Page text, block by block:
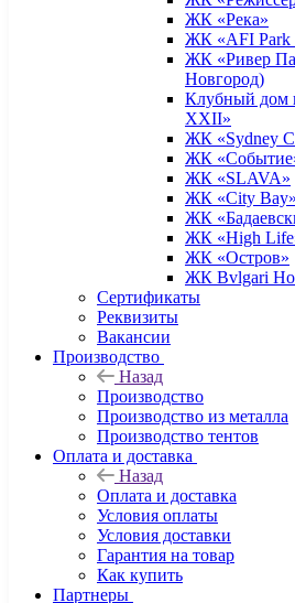
ЖК «Река»
ЖК «AFI Park
ЖК «Ривер
Новгород)
Клубный
XXII»
ЖК «Sydney
ЖК
ЖК «SLAVA»
ЖК «City Bay»
ЖК
ЖК «High
ЖК «Остров»
ЖК Bvlgari
Сертификаты
Реквизиты
Вакансии
Производство
Назад
Производство
Производство из металла
Производство тентов
Оплата и доставка
Назад
Оплата и доставка
Условия оплаты
Условия доставки
Гарантия на товар
Как купить
Партнеры